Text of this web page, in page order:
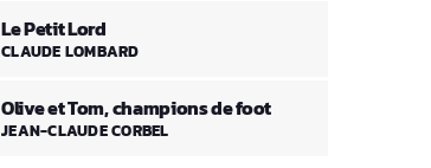
Olive et Tom, champions de foot
JEAN-CLAUDE CORBEL
Le Petit Lord
CLAUDE LOMBARD